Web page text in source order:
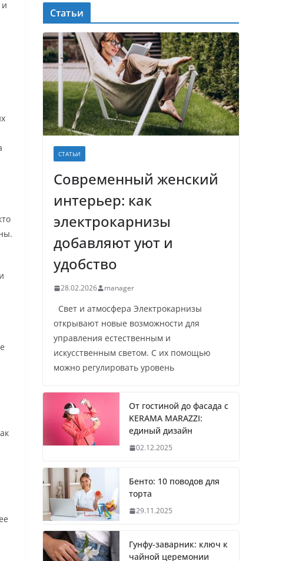
Статьи
СТАТЬИ
Современный женский
интерьер: как
электрокарнизы
добавляют уют и
удобство
28.02.2026 manager
Свет и атмосфера Электрокарнизы
открывают новые возможности для
управления естественным и
искусственным светом. С их помощью
можно регулировать уровень
От гостиной до фасада с
KERAMA MARAZZI:
единый дизайн
02.12.2025
Бенто: 10 поводов для
торта
29.11.2025
Гунфу-заварник: ключ к
чайной церемонии